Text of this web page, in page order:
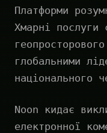
Платформи
Хмарні послуги
глобальними
національного
Noon кидає
електронної